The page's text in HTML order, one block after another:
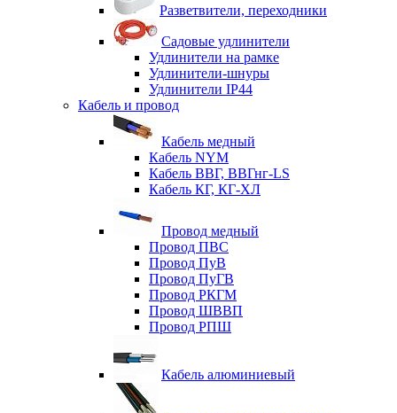
Разветвители, переходники
Садовые удлинители
Удлинители на рамке
Удлинители-шнуры
Удлинители IP44
Кабель и провод
Кабель медный
Кабель NYM
Кабель ВВГ, ВВГнг-LS
Кабель КГ, КГ-ХЛ
Провод медный
Провод ПВС
Провод ПуВ
Провод ПуГВ
Провод РКГМ
Провод ШВВП
Провод РПШ
Кабель алюминиевый